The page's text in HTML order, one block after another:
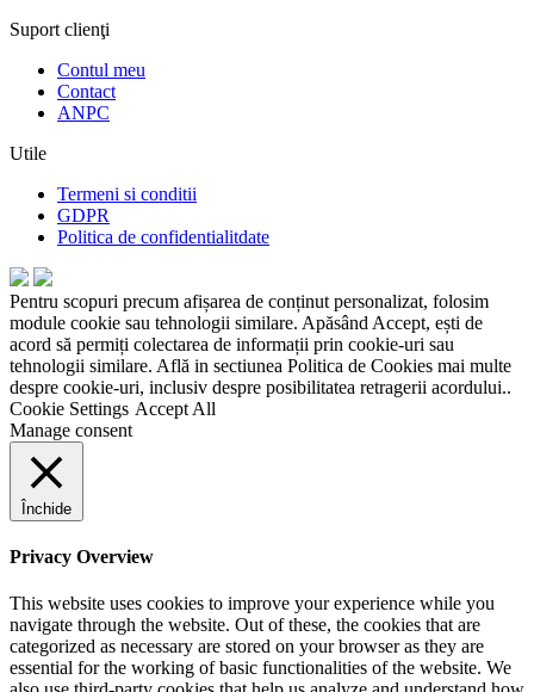
Suport clienţi
Contul meu
Contact
ANPC
Utile
Termeni si conditii
GDPR
Politica de confidentialitdate
Pentru scopuri precum afișarea de conținut personalizat, folosim
module cookie sau tehnologii similare. Apăsând Accept, ești de
acord să permiți colectarea de informații prin cookie-uri sau
tehnologii similare. Află in sectiunea Politica de Cookies mai multe
despre cookie-uri, inclusiv despre posibilitatea retragerii acordului..
Cookie Settings Accept All
Manage consent
Închide
Privacy Overview
This website uses cookies to improve your experience while you
navigate through the website. Out of these, the cookies that are
categorized as necessary are stored on your browser as they are
essential for the working of basic functionalities of the website. We